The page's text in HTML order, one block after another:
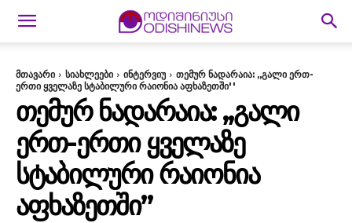
მთავარი სიახლეები ინტერვიუ
თემურ ნადარაია: ,,გალი ერთ-
ერთი ყველაზე სტაბილური რაიონია აფხაზეთში''
ᲗᲔᲛᲣᲠ ᲜᲐᲓᲐᲠᲐᲘᲐ: ,,ᲒᲐᲚᲘ
ᲔᲠᲗ-ᲔᲠᲗᲘ ᲧᲕᲔᲚᲐᲖᲔ
ᲡᲢᲐᲑᲘᲚᲣᲠᲘ ᲠᲐᲘᲝᲜᲘᲐ
ᲐᲤᲮᲐᲖᲔᲗᲨᲘ”